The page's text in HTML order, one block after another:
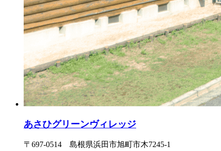
あさひグリーンヴィレッジ
〒697-0514 島根県浜田市旭町市木7245-1